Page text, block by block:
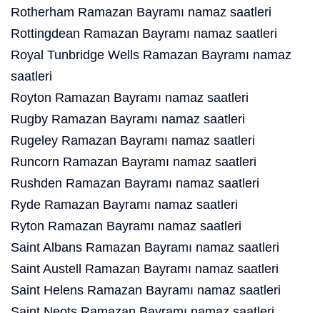
Rotherham Ramazan Bayramı namaz saatleri
Rottingdean Ramazan Bayramı namaz saatleri
Royal Tunbridge Wells Ramazan Bayramı namaz
saatleri
Royton Ramazan Bayramı namaz saatleri
Rugby Ramazan Bayramı namaz saatleri
Rugeley Ramazan Bayramı namaz saatleri
Runcorn Ramazan Bayramı namaz saatleri
Rushden Ramazan Bayramı namaz saatleri
Ryde Ramazan Bayramı namaz saatleri
Ryton Ramazan Bayramı namaz saatleri
Saint Albans Ramazan Bayramı namaz saatleri
Saint Austell Ramazan Bayramı namaz saatleri
Saint Helens Ramazan Bayramı namaz saatleri